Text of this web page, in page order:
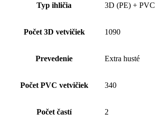
Typ ihličia 3D (PE) + PVC
Počet 3D vetvičiek 1090
Prevedenie Extra husté
Počet PVC vetvičiek 340
Počet častí 2